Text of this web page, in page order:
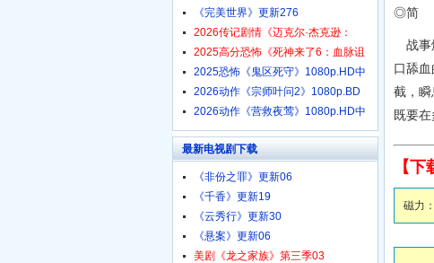
◎简
战事
口舔
截，
既要
【下
磁力：
《完美世界》更新276
2026传记剧情《迈克尔·杰克逊：
2025高分恐怖《死神来了6：血脉诅
2025恐怖《鬼区死守》1080p.HD中
2026动作《宗师叶问2》1080p.BD
中
2026动作《营救夜莺》1080p.HD中
最新电视剧下载
《非份之罪》更新06
《千香》更新19
《云秀行》更新30
《悬案》更新06
美剧《龙之家族》第三季03